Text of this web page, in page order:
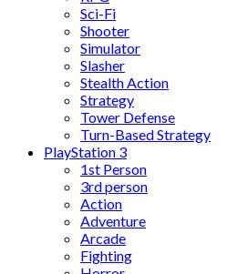
Sci-Fi
Shooter
Simulator
Slasher
Stealth Action
Strategy
Tower Defense
Turn-Based Strategy
PlayStation 3
1st Person
3rd person
Action
Adventure
Arcade
Fighting